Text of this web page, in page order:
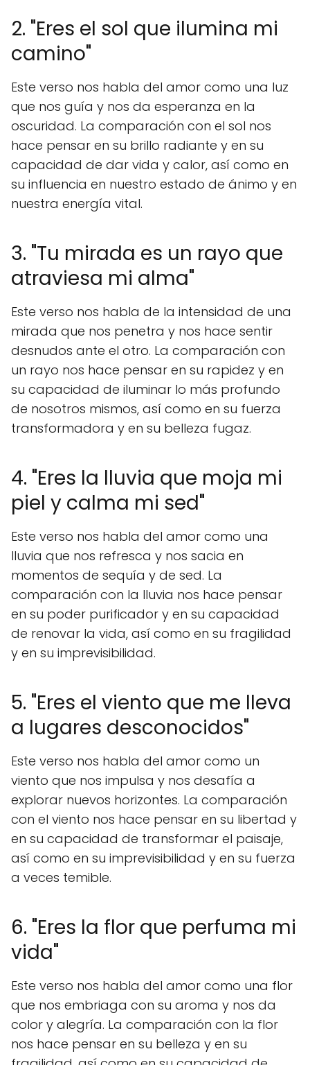
2. "Eres el sol que ilumina mi
camino"
Este verso nos habla del amor como una luz
que nos guía y nos da esperanza en la
oscuridad. La comparación con el sol nos
hace pensar en su brillo radiante y en su
capacidad de dar vida y calor, así como en
su influencia en nuestro estado de ánimo y en
nuestra energía vital.
3. "Tu mirada es un rayo que
atraviesa mi alma"
Este verso nos habla de la intensidad de una
mirada que nos penetra y nos hace sentir
desnudos ante el otro. La comparación con
un rayo nos hace pensar en su rapidez y en
su capacidad de iluminar lo más profundo
de nosotros mismos, así como en su fuerza
transformadora y en su belleza fugaz.
4. "Eres la lluvia que moja mi
piel y calma mi sed"
Este verso nos habla del amor como una
lluvia que nos refresca y nos sacia en
momentos de sequía y de sed. La
comparación con la lluvia nos hace pensar
en su poder purificador y en su capacidad
de renovar la vida, así como en su fragilidad
y en su imprevisibilidad.
5. "Eres el viento que me lleva
a lugares desconocidos"
Este verso nos habla del amor como un
viento que nos impulsa y nos desafía a
explorar nuevos horizontes. La comparación
con el viento nos hace pensar en su libertad y
en su capacidad de transformar el paisaje,
así como en su imprevisibilidad y en su fuerza
a veces temible.
6. "Eres la flor que perfuma mi
vida"
Este verso nos habla del amor como una flor
que nos embriaga con su aroma y nos da
color y alegría. La comparación con la flor
nos hace pensar en su belleza y en su